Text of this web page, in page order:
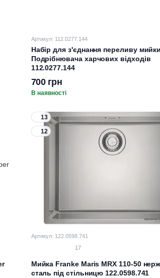
Артикул: 112.0277.144
Набір для з'єднання переливу мийки
Подрібнювача харчових відходів
112.0277.144
700 грн
В наявності
13
12
Артикул: 122.0598.741
17
Мийка Franke Maris MRX 110-50
сталь під стільницю 122.0598.741